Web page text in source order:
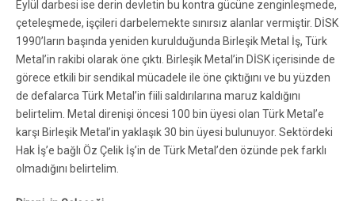
Eylül darbesi ise derin devletin bu kontra gücüne zenginleşmede,
çeteleşmede, işçileri darbelemekte sınırsız alanlar vermiştir. DİSK
1990’ların başında yeniden kurulduğunda Birleşik Metal İş, Türk
Metal’in rakibi olarak öne çıktı. Birleşik Metal’in DİSK içerisinde de
görece etkili bir sendikal mücadele ile öne çıktığını ve bu yüzden
de defalarca Türk Metal’in fiili saldırılarına maruz kaldığını
belirtelim. Metal direnişi öncesi 100 bin üyesi olan Türk Metal’e
karşı Birleşik Metal’in yaklaşık 30 bin üyesi bulunuyor. Sektördeki
Hak İş’e bağlı Öz Çelik İş’in de Türk Metal’den özünde pek farklı
olmadığını belirtelim.